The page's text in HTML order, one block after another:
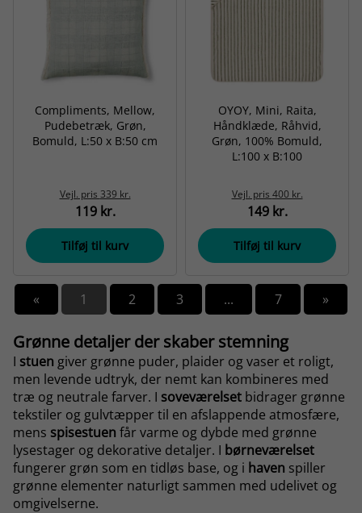
Compliments, Mellow,
Pudebetræk, Grøn,
Bomuld, L:50 x B:50 cm
Vejl. pris 339 kr.
119 kr.
Tilføj til kurv
OYOY, Mini, Raita,
Håndklæde, Råhvid,
Grøn, 100% Bomuld,
L:100 x B:100
Vejl. pris 400 kr.
149 kr.
Tilføj til kurv
« 1 2 3 ... 7 »
Grønne detaljer der skaber stemning
I stuen giver grønne puder, plaider og vaser et roligt,
men levende udtryk, der nemt kan kombineres med
træ og neutrale farver. I soveværelset bidrager grønne
tekstiler og gulvtæpper til en afslappende atmosfære,
mens spisestuen får varme og dybde med grønne
lysestager og dekorative detaljer. I børneværelset
fungerer grøn som en tidløs base, og i haven spiller
grønne elementer naturligt sammen med udelivet og
omgivelserne.